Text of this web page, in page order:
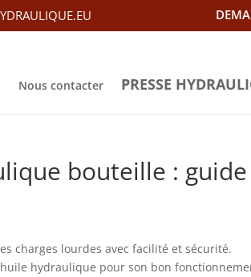
Nous contacter PRESSE
bouteille : guide
charges lourdes avec facilité et sécurité.
hydraulique pour son bon